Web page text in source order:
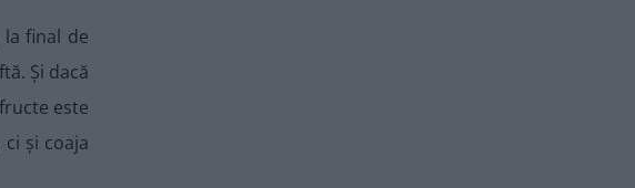
final de
Și dacă
este
și coaja